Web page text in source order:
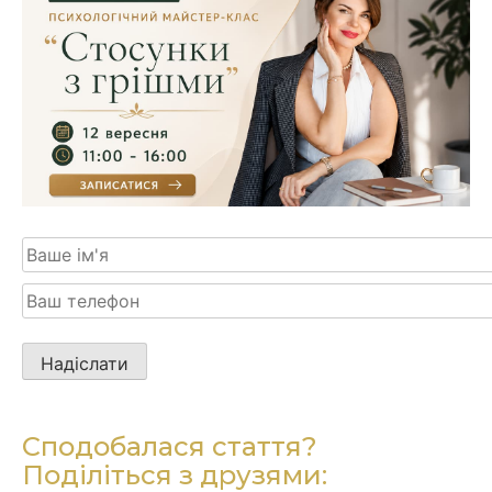
Будь
ласка,
поле
порожнім.
Сподобалася стаття?
Поділіться з друзями: